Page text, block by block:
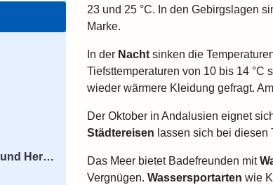
Bosnien und Herzegowina
23 und 25 °C. In den Gebirgslagen
Marke.
In der Nacht sinken die
Tiefsttemperaturen von 10 bis 14
wieder wärmere Kleidung gefragt.
Der Oktober in Andalusien eignet
Städtereisen lassen sich bei diesen
Das Meer bietet Badefreunden mit
Vergnügen. Wassersportarten wie